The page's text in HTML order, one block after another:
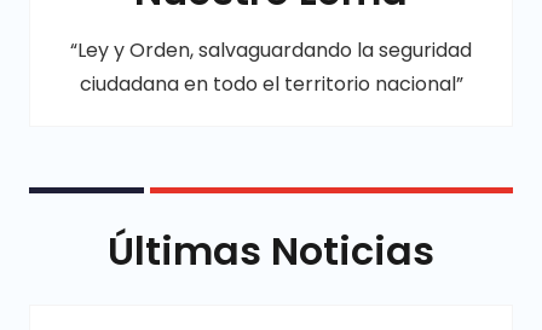
“Ley y Orden, salvaguardando la seguridad
ciudadana en todo el territorio nacional”
Últimas Noticias